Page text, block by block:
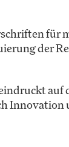
für
der
auf
Innovation